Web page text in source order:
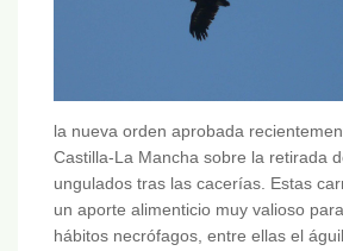
la nueva orden aprobada
Castilla-La Mancha sobre la retirada
ungulados tras las cacerías. Estas
un aporte alimenticio muy valioso
hábitos necrófagos, entre ellas el